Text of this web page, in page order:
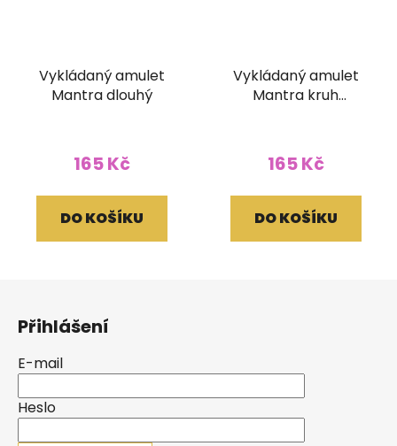
Vykládaný amulet
Mantra dlouhý
165 Kč
DO KOŠÍKU
Vykládaný amulet
Mantra kruh
165 Kč
DO KOŠÍKU
Přihlášení
E-mail
Heslo